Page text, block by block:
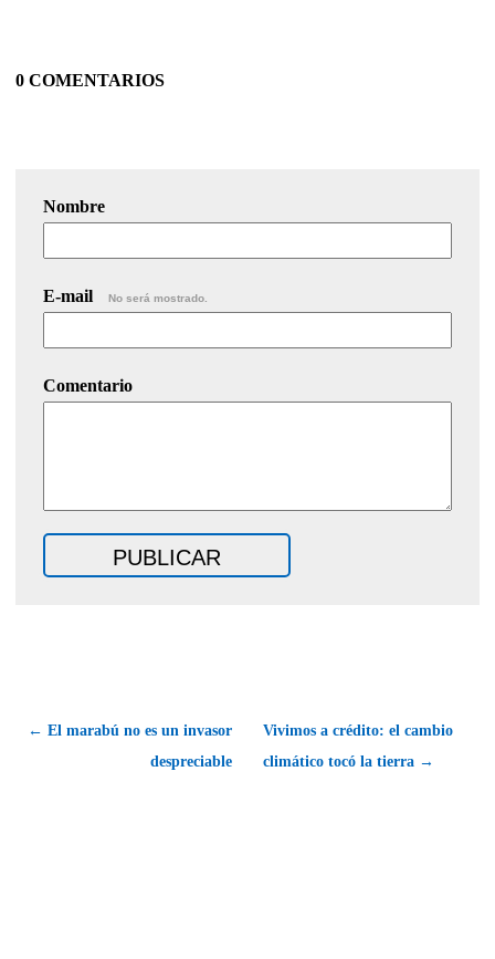
0 COMENTARIOS
Nombre
E-mail No será mostrado.
Comentario
← El marabú no es un invasor
despreciable
Vivimos a crédito: el cambio
climático tocó la tierra →